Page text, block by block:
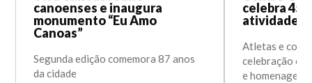
canoenses e inaugura
monumento “Eu Amo
Canoas”
Segunda edição comemora 87 anos
da cidade
celebra 45
atividades
Atletas e
celebração
e homenagens